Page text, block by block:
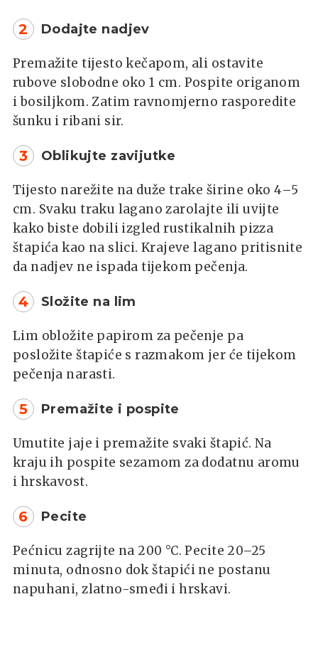
2 Dodajte nadjev
Premažite tijesto kečapom, ali ostavite
rubove slobodne oko 1 cm. Pospite origanom
i bosiljkom. Zatim ravnomjerno rasporedite
šunku i ribani sir.
3 Oblikujte zavijutke
Tijesto narežite na duže trake širine oko 4–5
cm. Svaku traku lagano zarolajte ili uvijte
kako biste dobili izgled rustikalnih pizza
štapića kao na slici. Krajeve lagano pritisnite
da nadjev ne ispada tijekom pečenja.
4 Složite na lim
Lim obložite papirom za pečenje pa
posložite štapiće s razmakom jer će tijekom
pečenja narasti.
5 Premažite i pospite
Umutite jaje i premažite svaki štapić. Na
kraju ih pospite sezamom za dodatnu aromu
i hrskavost.
6 Pecite
Pećnicu zagrijte na 200 °C. Pecite 20–25
minuta, odnosno dok štapići ne postanu
napuhani, zlatno-smeđi i hrskavi.